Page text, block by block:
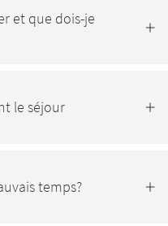
et que dois-je
le séjour
temps?